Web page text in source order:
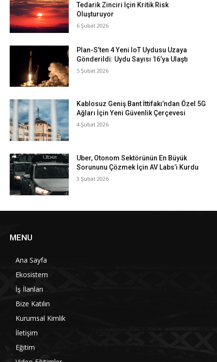
Tedarik Zinciri İçin Kritik Risk
Oluşturuyor
6 Şubat 2026
Plan-S’ten 4 Yeni IoT Uydusu Uzaya
Gönderildi: Uydu Sayısı 16’ya Ulaştı
5 Şubat 2026
Kablosuz Geniş Bant İttifakı’ndan Özel 5G
Ağları İçin Yeni Güvenlik Çerçevesi
4 Şubat 2026
Uber, Otonom Sektörünün En Büyük
Sorununu Çözmek İçin AV Labs’i Kurdu
3 Şubat 2026
MENU
Ana Sayfa
Ekosistem
İş İlanları
Bize Katılın
Kurumsal Kimlik
İletişim
Eğitim